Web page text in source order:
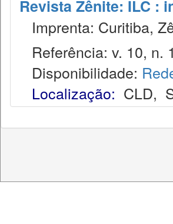
Revista Zênite: ILC :
Imprenta: Curitiba,
Referência: v. 10, n.
Disponibilidade:
Localização: CLD,